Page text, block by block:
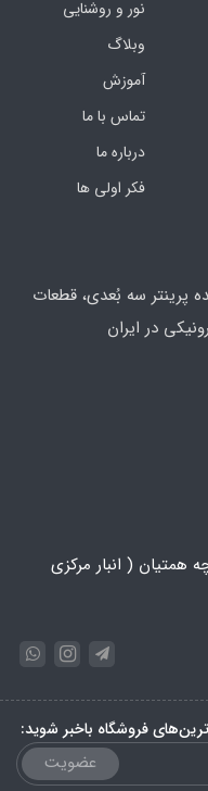
نور و روشنایی
وبلاگ
آموزش
تماس با ما
درباره ما
فکر اولی ها
پرینتر سه بُعدی، قطعات
در ایران
همتیان ( انبار مرکزی
فروشگاه باخبر شوید:
عضویت